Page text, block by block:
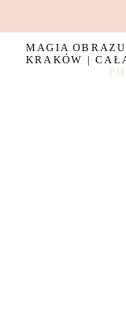
MAGIA
KRAKÓW |